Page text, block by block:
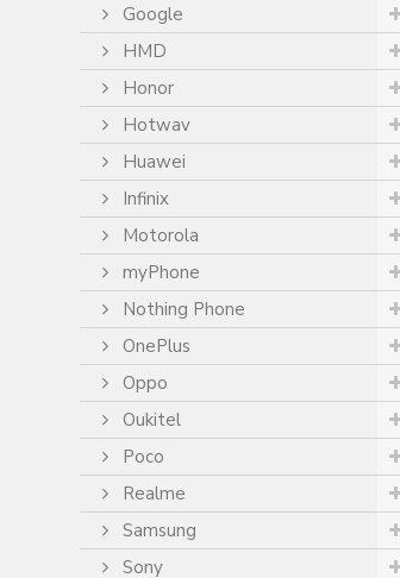
Google
HMD
Honor
Hotwav
Huawei
Infinix
Motorola
myPhone
Nothing Phone
OnePlus
Oppo
Oukitel
Poco
Realme
Samsung
Sony